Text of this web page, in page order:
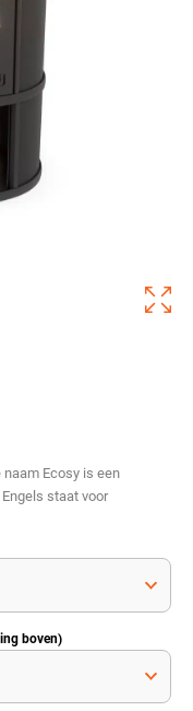
Ecosy is een
staat voor
boven)